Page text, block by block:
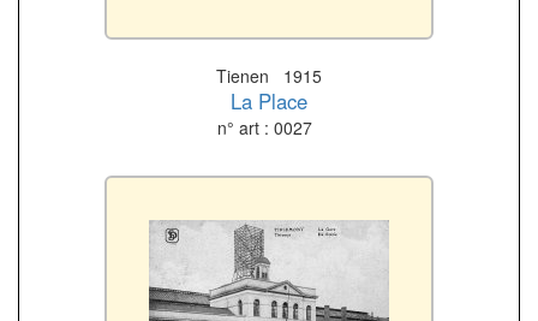
Tienen 1915
La Place
n° art : 0027